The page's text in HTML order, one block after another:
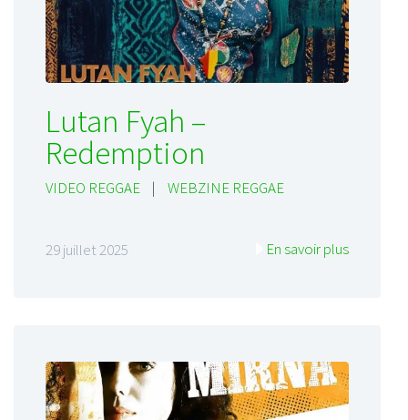
Lutan Fyah –
Redemption
VIDEO REGGAE | WEBZINE REGGAE
29 juillet 2025 En savoir plus